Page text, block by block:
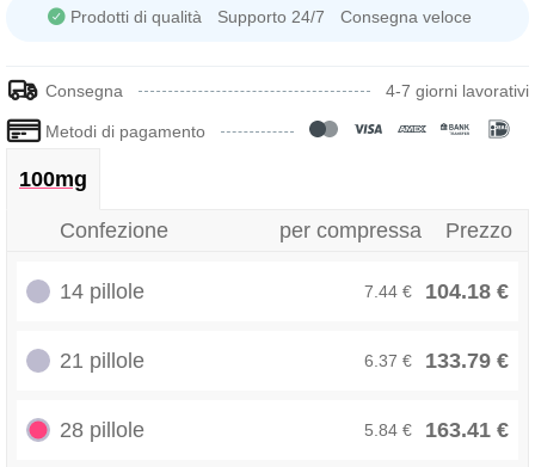
Prodotti di qualità Supporto 24/7 Consegna veloce
Consegna 4-7 giorni lavorativi
Metodi di pagamento
100mg
Confezione per compressa Prezzo
14 pillole 7.44 € 104.18 €
21 pillole 6.37 € 133.79 €
28 pillole 5.84 € 163.41 €